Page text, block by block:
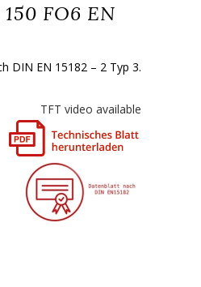
FO6 EN
DIN EN 15182 – 2 Typ 3.
TFT video available